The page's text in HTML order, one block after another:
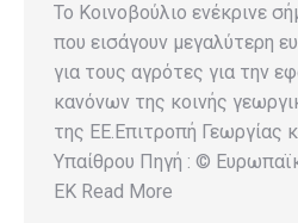
Το Κοινοβούλιο ενέκρινε
που εισάγουν μεγαλύτερη
για τους αγρότες για την
κανόνων της κοινής
της ΕΕ.Επιτροπή Γεωργίας
Υπαίθρου Πηγή : ©
EK Read More